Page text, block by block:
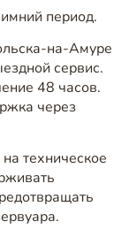
период.
на-Амуре
сервис.
48 часов.
через
техническое